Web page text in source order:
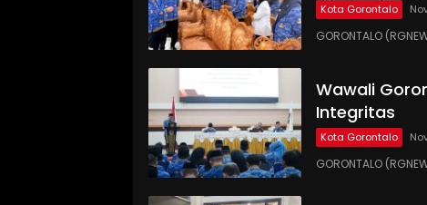
Kota Gorontalo
GORONTALO
Wawali
Integritas
Kota Gorontalo
GORONTALO